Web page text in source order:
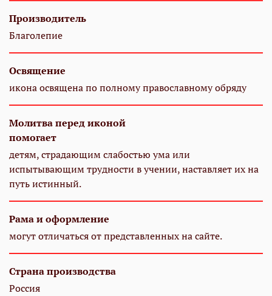
Производитель
Благолепие
Освящение
икона освящена по полному православному обряду
Молитва перед иконой
помогает
детям, страдающим слабостью ума или
испытывающим трудности в учении, наставляет их на
путь истинный.
Рама и оформление
могут отличаться от представленных на сайте.
Страна производства
Россия